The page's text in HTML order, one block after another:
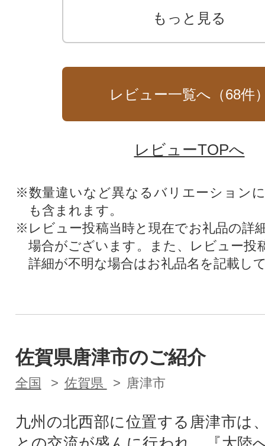
もっと見る
レビュー一覧へ（68件
レビューTOPへ
※数量違いなど異なるバリエーション
も含まれます。
※レビュー投稿当時と現在でお礼品の詳
場合がございます。また、レビュー投
詳細が不明な場合はお礼品名を記載し
佐賀県唐津市のご紹介
全国 佐賀県 唐津市
九州の北西部に位置する唐津市は